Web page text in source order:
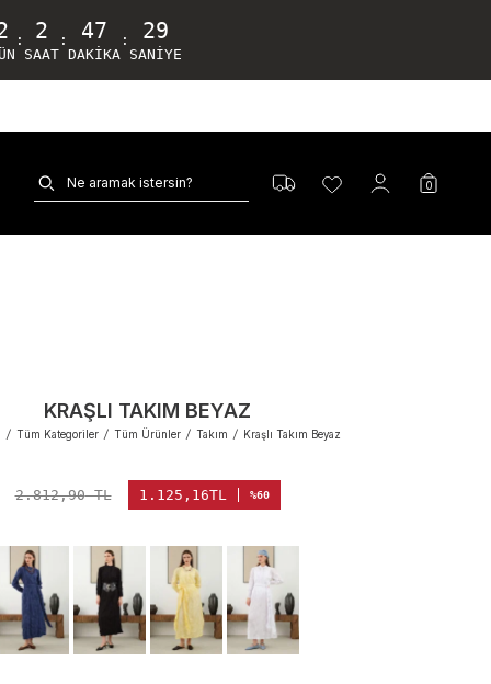
: 2
SAAT
: 47
DAKIKA
: 28
SANIYE
0
KRAŞLI TAKIM BEYAZ
/ Tüm Kategoriler / Tüm Ürünler / Takım / Kraşlı Takım Beyaz
2.812,90TL 1.125,16TL %60